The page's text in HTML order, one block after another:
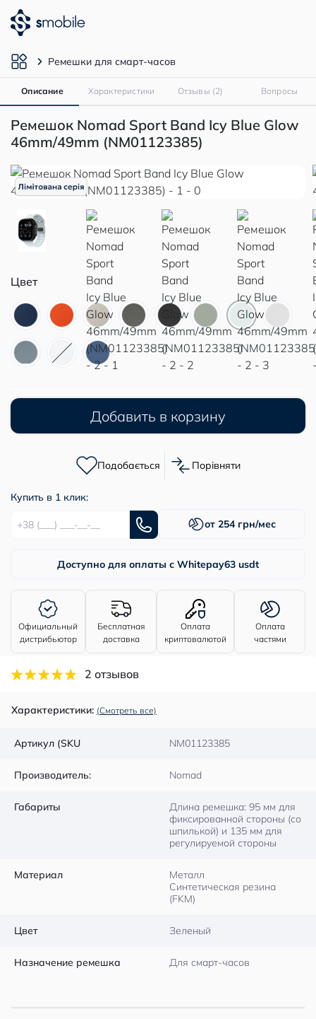
Ремешки для смарт-часов
Описание Характеристики Отзывы (2) Вопросы
Ремешок Nomad Sport Band Icy Blue Glow
46mm/49mm (NM01123385)
Цвет
Добавить в корзину
Подобається Порівняти
Купить в 1 клик:
от 254 грн/мес
Доступно для оплаты с Whitepay63 usdt
Официальный
дистрибьютор
Бесплатная
доставка
Оплата
криптовалютой
Оплата
частями
2 отзывов
Характеристики: (Смотреть все)
Артикул (SKU NM01123385
Производитель: Nomad
Габариты
Длина ремешка: 95 мм для
фиксированной стороны (со
шпилькой) и 135 мм для
регулируемой стороны
Материал
Металл
Синтетическая резина
(FKM)
Цвет Зеленый
Назначение ремешка Для смарт-часов